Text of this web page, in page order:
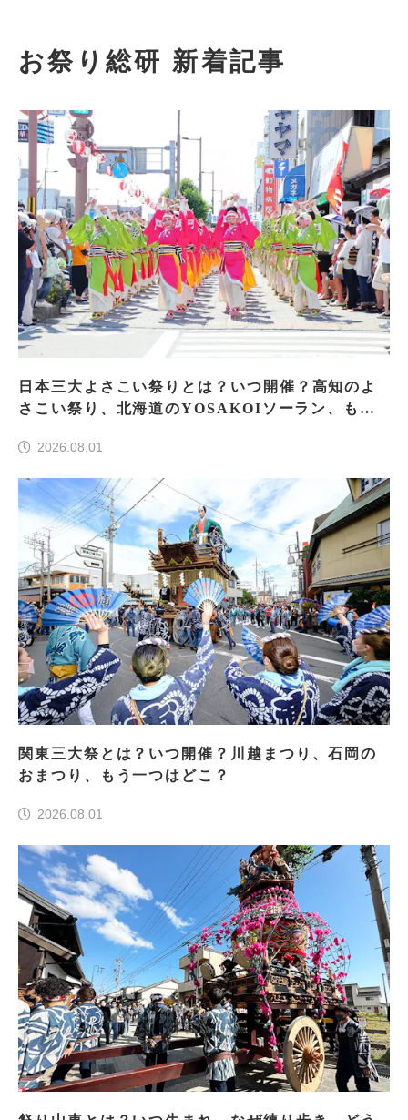
お祭り総研 新着記事
日本三大よさこい祭りとは？いつ開催？高知のよ
さこい祭り、北海道のYOSAKOIソーラン、もう
2026.08.01
関東三大祭とは？いつ開催？川越まつり、石岡の
おまつり、もう一つはどこ？
2026.08.01